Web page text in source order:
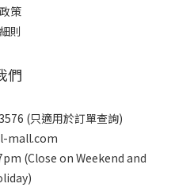
策
則
們
(只適用於訂單查詢)
mall.com
(Close on Weekend and